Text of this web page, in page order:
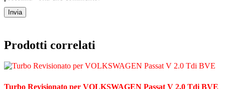
Prodotti correlati
Turbo Revisionato per VOLKSWAGEN Passat V 2.0 Tdi BVE